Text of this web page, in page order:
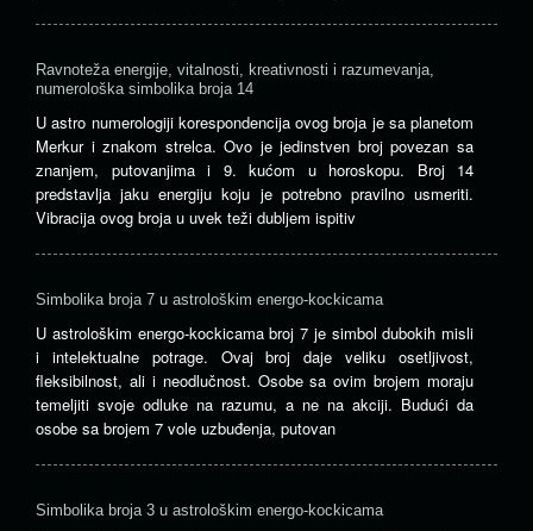
Ravnoteža energije, vitalnosti, kreativnosti i razumevanja,
numerološka simbolika broja 14
U astro numerologiji korespondencija ovog broja je sa planetom
Merkur i znakom strelca. Ovo je jedinstven broj povezan sa
znanjem, putovanjima i 9. kućom u horoskopu. Broj 14
predstavlja jaku energiju koju je potrebno pravilno usmeriti.
Vibracija ovog broja u uvek teži dubljem ispitiv
Simbolika broja 7 u astrološkim energo-kockicama
U astrološkim energo-kockicama broj 7 je simbol dubokih misli
i intelektualne potrage. Ovaj broj daje veliku osetljivost,
fleksibilnost, ali i neodlučnost. Osobe sa ovim brojem moraju
temeljiti svoje odluke na razumu, a ne na akciji. Budući da
osobe sa brojem 7 vole uzbuđenja, putovan
Simbolika broja 3 u astrološkim energo-kockicama